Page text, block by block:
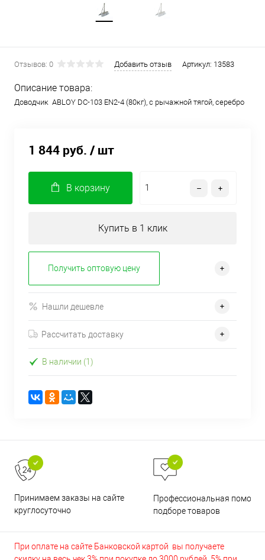
Отзывов: 0 Добавить отзыв Артикул: 13583
Описание товара:
Доводчик ABLOY DC-103 EN2-4 (80кг), с рычажной тягой, серебро
1 844 руб. / шт
В корзину
Купить в 1 клик
Получить оптовую цену
Нашли дешевле
Рассчитать доставку
В наличии (1)
Принимаем заказы на сайте
круглосуточно
Профессиональная помощь
подборе товаров
При оплате на сайте Банковской картой вы получаете